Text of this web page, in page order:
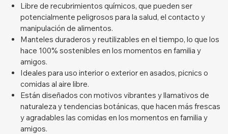
Libre de recubrimientos químicos, que pueden ser
potencialmente peligrosos para la salud, el contacto y
manipulación de alimentos.
Manteles duraderos y reutilizables en el tiempo, lo que los
hace 100% sostenibles en los momentos en familia y
amigos.
Ideales para uso interior o exterior en asados, picnics o
comidas al aire libre.
Están diseñados con motivos vibrantes y llamativos de
naturaleza y tendencias botánicas, que hacen más frescas
y agradables las comidas en los momentos en familia y
amigos.